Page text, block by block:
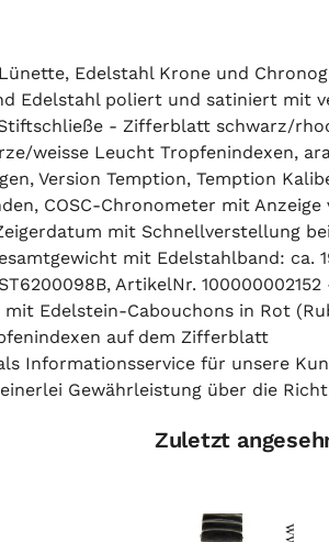
Edelstahl Krone und
Edelstahl poliert und satiniert mit
- Zifferblatt schwarz/
weisse Leucht Tropfenindexen,
Version Temption, Temption
COSC-Chronometer mit
mit Schnellverstellung
mit Edelstahlband: ca.
ArtikelNr.
Edelstein-Cabouchons in Rot
auf dem Zifferblatt
Informationsservice für unsere
Gewährleistung über die
Zuletzt